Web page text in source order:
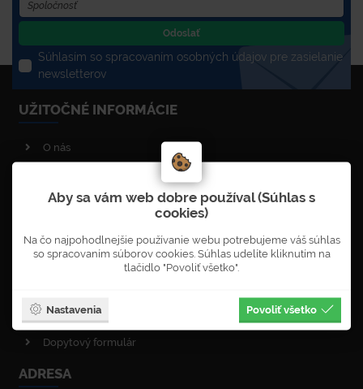
Odoslať
Súhlasím so spracovaním osobných údajov pre zasielanie
newsletterov
UŽITOČNÉ INFORMÁCIE
O nás
Objednávka newsletterů
Obnova lesa
Enviromentálna politika
ISO certifikáty
Zelená linka
Dopytový formulár
ADRESA
Aby sa vám web dobre používal (Súhlas s
cookies)
Na čo najpohodlnejšie používanie webu potrebujeme váš súhlas
so spracovaním súborov cookies. Súhlas udelíte kliknutím na
tlačidlo "Povoliť všetko".
Nastavenia Povoliť všetko